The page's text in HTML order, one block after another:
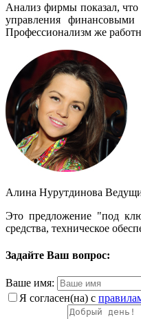
Анализ фирмы показал, что
управления
Профессионализм же
Алина Нурутдинова
Это предложение "под
средства, техническое
Задайте Ваш вопрос:
Ваше имя:
Я согласен(на) с